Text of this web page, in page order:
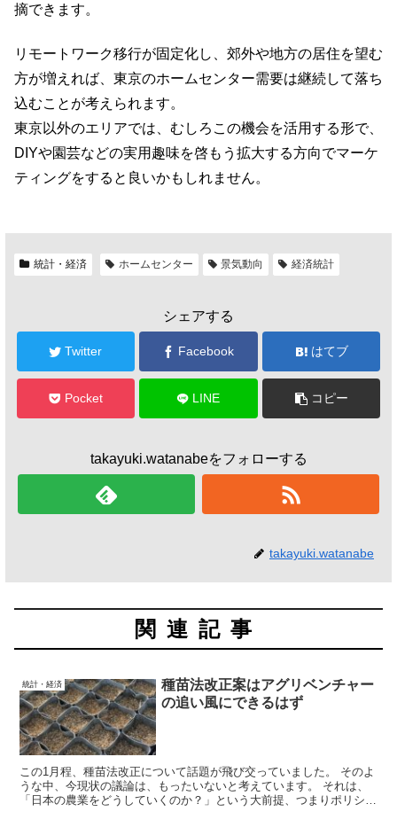
摘できます。
リモートワーク移行が固定化し、郊外や地方の居住を望む
方が増えれば、東京のホームセンター需要は継続して落ち
込むことが考えられます。
東京以外のエリアでは、むしろこの機会を活用する形で、
DIYや園芸などの実用趣味を啓もう拡大する方向でマーケ
ティングをすると良いかもしれません。
統計・経済 ホームセンター 景気動向 経済統計
シェアする
Twitter Facebook はてブ
Pocket LINE コピー
takayuki.watanabeをフォローする
takayuki.watanabe
関連記事
統計・経済
種苗法改正案はアグリベンチャー
の追い風にできるはず
この1月程、種苗法改正について話題が飛び交っていました。 そのよ
うな中、今現状の議論は、もったいないと考えています。 それは、
「日本の農業をどうしていくのか？」という大前提、つまりポリシー